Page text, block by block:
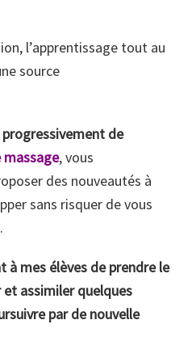
l’apprentissage tout au
source
de
massage, vous
des nouveautés à
sans risquer de vous
à mes élèves de prendre le
assimiler quelques
par de nouvelle